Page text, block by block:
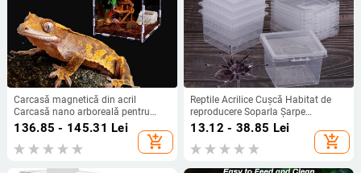
Carcasă magnetică din acril
Carcasă nano arboreală pentru
tarantule, habitat pentru reptile,
terariu, cutie de reproducere pentru
izopode de păianjen scorpion
136.85 - 145.31 Lei
add_shopping_cart
Reptile Acrilice Cușcă Habitat de
reproducere Soparla Șarpe
Amfibieni Broasca Păianjen Cutie
Transparentă Insecte Terarium
respirabil
13.12 - 38.85 Lei
add_shopping_cart